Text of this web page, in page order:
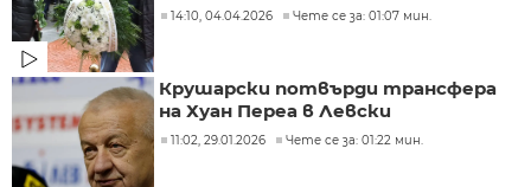
14:10, 04.04.2026 Чете се за: 01:07 мин.
Крушарски потвърди трансфера
на Хуан Переа в Левски
11:02, 29.01.2026 Чете се за: 01:22 мин.